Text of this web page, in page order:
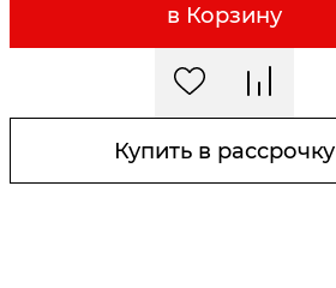
в Корзину
Купить в рассрочку